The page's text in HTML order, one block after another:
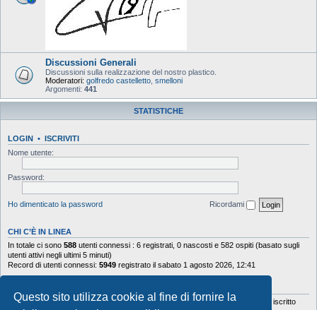
Questo sito utilizza cookie al fine di fornire la
Discussioni Generali
Discussioni sulla realizzazione del nostro plastico.
Moderatori: golfredo castelletto smelloni
Argomenti: 441
STATISTICHE
LOGIN • ISCRIVITI
Nome utente:
Password:
Ho dimenticato la password Ricordami
CHI C’È IN LINEA
In totale ci sono 588 utenti connessi : 6 registrati, 0 nascosti e 582 ospiti (basato sugli
utenti attivi negli ultimi 5 minuti)
Record di utenti connessi: 5949 registrato il sabato 1 agosto 2026, 12:41
Totale messaggi103644• Totale argomenti 9878• Totale iscritti 5630
• Ultimo iscritto